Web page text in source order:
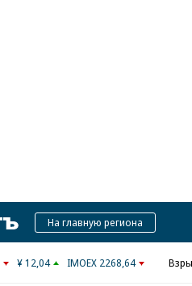
КоммерсантъНа главную региона
¥ 12,04 IMOEX 2268,64